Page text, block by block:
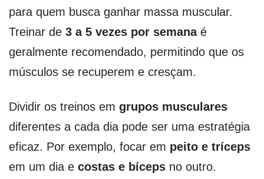
para quem busca ganhar massa muscular.
Treinar de 3 a 5 vezes por semanaé
geralmente recomendado, permitindo que os
músculos se recuperem e cresçam.
Dividir os treinos em grupos musculares
diferentes a cada dia pode ser uma estratégia
eficaz. Por exemplo, focar em peito e tríceps
em um dia e costas e bíceps no outro.